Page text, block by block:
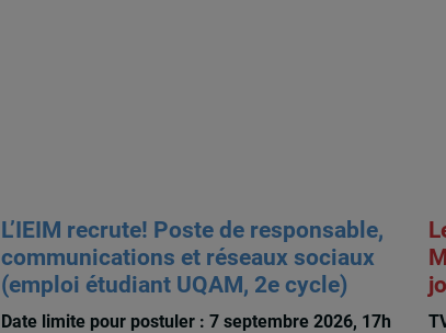
L’IEIM recrute! Poste de responsable,
communications et réseaux sociaux
(emploi étudiant UQAM, 2e cycle)
Date limite pour postuler : 7 septembre 2026, 17h